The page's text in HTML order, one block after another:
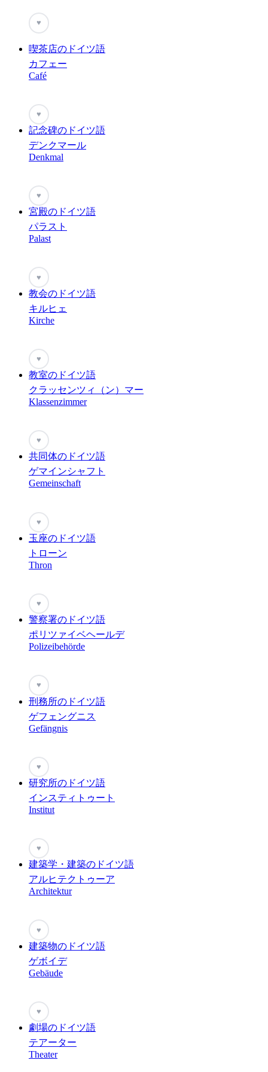
♥
喫茶店のドイツ語
カフェー
Café
♥
記念碑のドイツ語
デンクマール
Denkmal
♥
宮殿のドイツ語
パラスト
Palast
♥
教会のドイツ語
キルヒェ
Kirche
♥
教室のドイツ語
クラッセンツィ（ン）マー
Klassenzimmer
♥
共同体のドイツ語
ゲマインシャフト
Gemeinschaft
♥
玉座のドイツ語
トローン
Thron
♥
警察署のドイツ語
ポリツァイベヘールデ
Polizeibehörde
♥
刑務所のドイツ語
ゲフェングニス
Gefängnis
♥
研究所のドイツ語
インスティトゥート
Institut
♥
建築学・建築のドイツ語
アルヒテクトゥーア
Architektur
♥
建築物のドイツ語
ゲボイデ
Gebäude
♥
劇場のドイツ語
テアーター
Theater